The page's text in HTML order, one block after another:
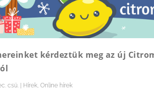
kérdeztük meg az új
csü.| Hírek, Online hírek